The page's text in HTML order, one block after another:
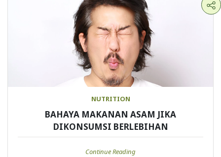
NUTRITION
BAHAYA MAKANAN ASAM JIKA
DIKONSUMSI BERLEBIHAN
Continue Reading